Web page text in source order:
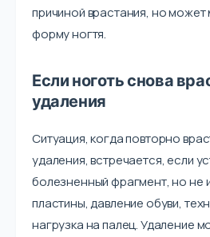
причиной врастания, но может
форму ногтя.
Если ноготь снова
удаления
Ситуация, когда повторно
удаления, встречается, если
болезненный фрагмент, но не
пластины, давление обуви,
нагрузка на палец. Удаление